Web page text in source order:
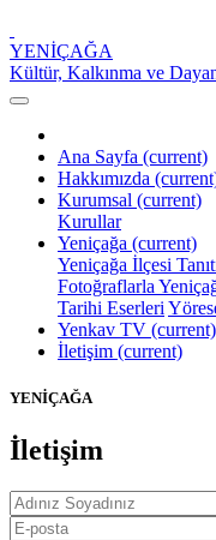
YENİÇAĞA
Kültür, Kalkınma ve
Ana Sayfa (current)
Hakkımızda
Kurumsal (current)
Kurullar
Yeniçağa (current)
Yeniçağa İlçesi
Fotoğraflarla
Tarihi Eserleri
Yenkav TV (current)
İletişim (current)
YENİÇAĞA
İletişim